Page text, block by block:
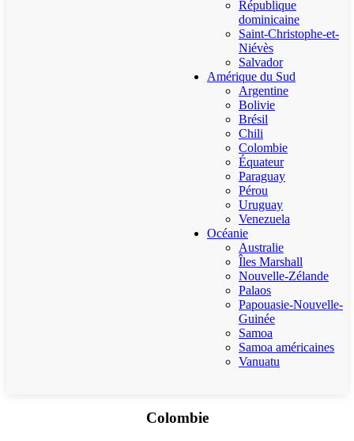
République
dominicaine
Saint-Christophe-et-
Niévès
Salvador
Amérique du Sud
Argentine
Bolivie
Brésil
Chili
Colombie
Équateur
Paraguay
Pérou
Uruguay
Venezuela
Océanie
Australie
Îles Marshall
Nouvelle-Zélande
Palaos
Papouasie-Nouvelle-
Guinée
Samoa
Samoa américaines
Vanuatu
Colombie